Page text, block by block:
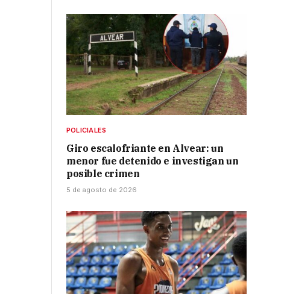
POLICIALES
Giro escalofriante en Alvear: un
menor fue detenido e investigan un
posible crimen
5 de agosto de 2026